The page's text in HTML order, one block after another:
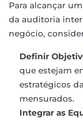
Para alcançar
da auditoria
negócio,
Definir
que estejam
estratégicos
mensurados.
Integrar as